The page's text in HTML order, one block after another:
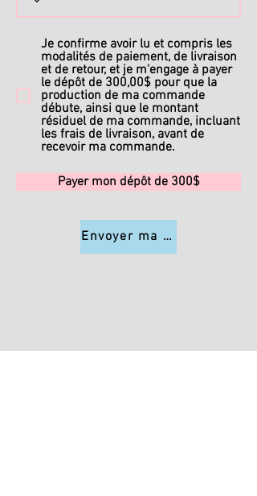
Je confirme avoir lu et compris les
modalités de paiement, de livraison
et de retour, et je m'engage à payer
le dépôt de 300,00$ pour que la
production de ma commande
débute, ainsi que le montant
résiduel de ma commande, incluant
les frais de livraison, avant de
recevoir ma commande.
Payer mon dépôt de 300$
Envoyer ma commande